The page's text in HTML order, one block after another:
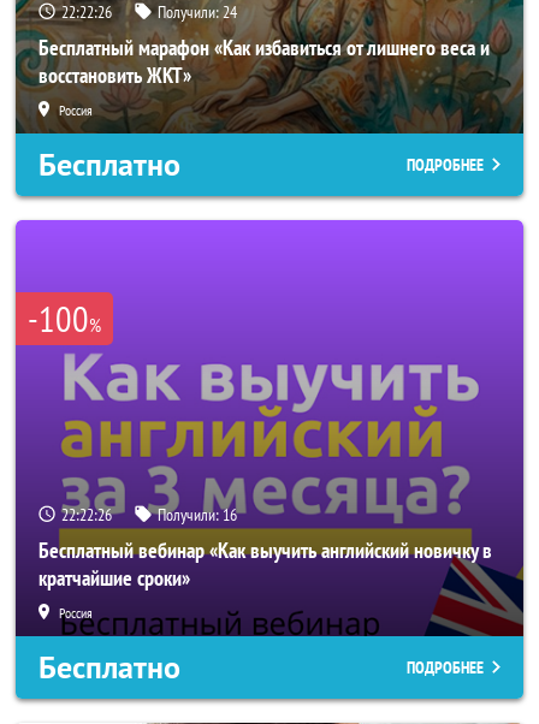
22:22:23 Получили:24
Бесплатный марафон «Как избавиться от лишнего веса и
восстановить ЖКТ»
Россия
Бесплатно ПОДРОБНЕЕ
-100%
22:22:23 Получили:16
Бесплатный вебинар «Как выучить английский новичку в
кратчайшие сроки»
Россия
Бесплатно ПОДРОБНЕЕ